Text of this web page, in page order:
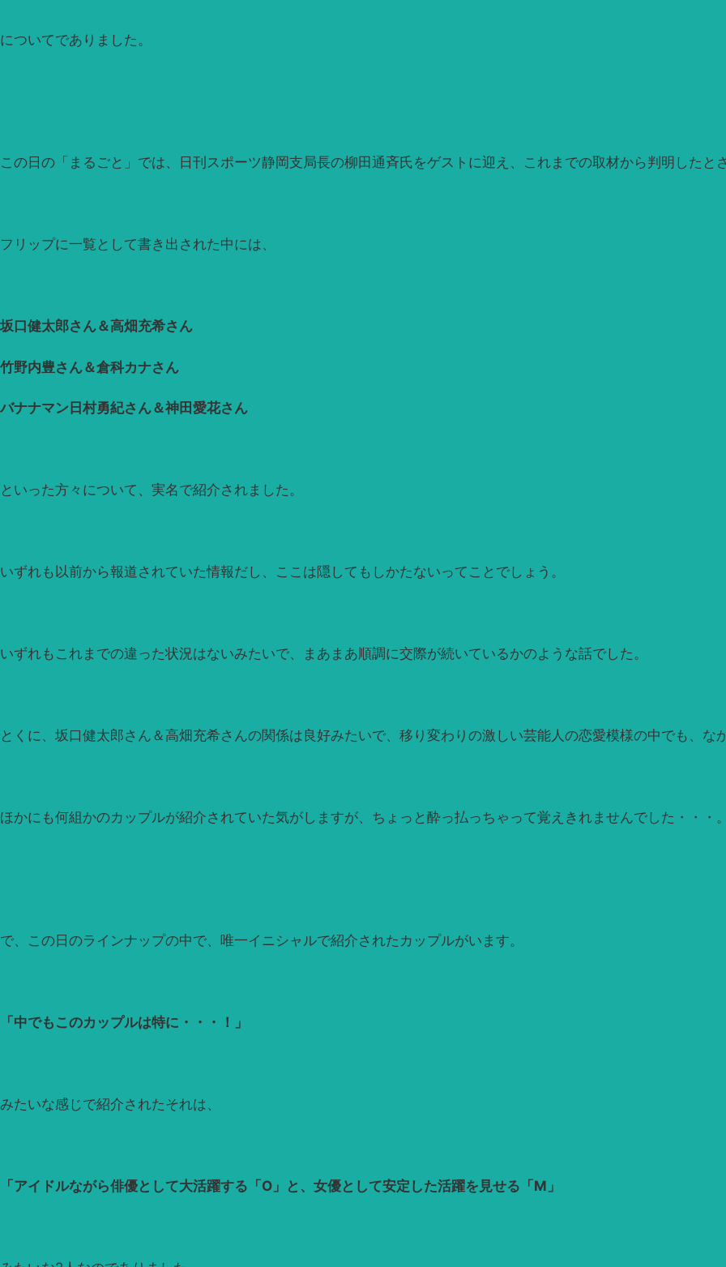
についてでありました。
この日の「まるごと」では、日刊スポーツ静岡支局長の柳田通斉氏をゲストに迎え、これまでの取材から判明したと
フリップに一覧として書き出された中には、
坂口健太郎さん＆高畑充希さん
竹野内豊さん＆倉科カナさん
バナナマン日村勇紀さん＆神田愛花さん
といった方々について、実名で紹介されました。
いずれも以前から報道されていた情報だし、ここは隠してもしかたないってことでしょう。
いずれもこれまでの違った状況はないみたいで、まあまあ順調に交際が続いているかのような話でした。
とくに、坂口健太郎さん＆高畑充希さんの関係は良好みたいで、移り変わりの激しい芸能人の恋愛模様の中でも、な
ほかにも何組かのカップルが紹介されていた気がしますが、ちょっと酔っ払っちゃって覚えきれませんでした・・・。
で、この日のラインナップの中で、唯一イニシャルで紹介されたカップルがいます。
「中でもこのカップルは特に・・・！」
みたいな感じで紹介されたそれは、
「アイドルながら俳優として大活躍する「O」と、女優として安定した活躍を見せる「M」